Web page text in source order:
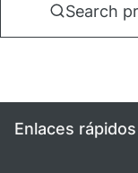
Search
Enlaces rápidos